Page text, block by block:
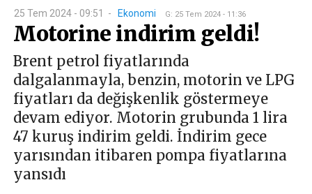
25 Tem 2024 - 09:51 - Ekonomi G: 25 Tem 2024 - 11:36
Motorine indirim geldi!
Brent petrol fiyatlarında
dalgalanmayla, benzin, motorin ve LPG
fiyatları da değişkenlik göstermeye
devam ediyor. Motorin grubunda 1 lira
47 kuruş indirim geldi. İndirim gece
yarısından itibaren pompa fiyatlarına
yansıdı